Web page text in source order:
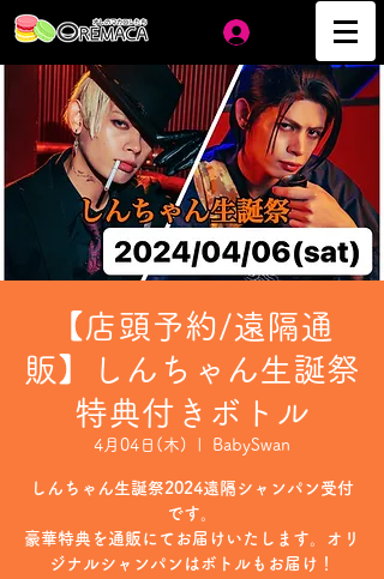
【店頭予約/遠隔通
販】しんちゃん生誕祭
特典付きボトル
4月04日(木) BabySwan
しんちゃん生誕祭2024遠隔シャンパン受付
です。
豪華特典を通販にてお届けいたします。オリ
ジナルシャンパンはボトルもお届け！